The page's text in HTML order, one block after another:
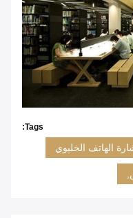
Tags:
الهاتف الخليوي